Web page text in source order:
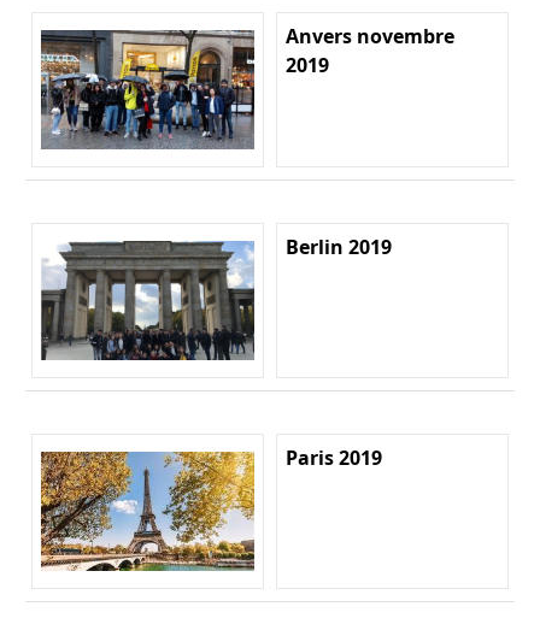
Anvers novembre
2019
Berlin 2019
Paris 2019